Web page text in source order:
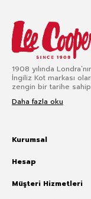
1908 yılında
İngiliz Kot markası
zengin bir tarihe
Daha fazla oku
Kurumsal
Hesap
Müşteri Hizmetleri